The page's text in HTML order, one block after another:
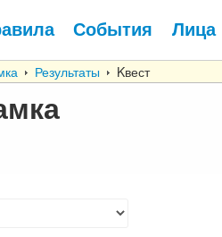
События Лица
Результаты Kвест